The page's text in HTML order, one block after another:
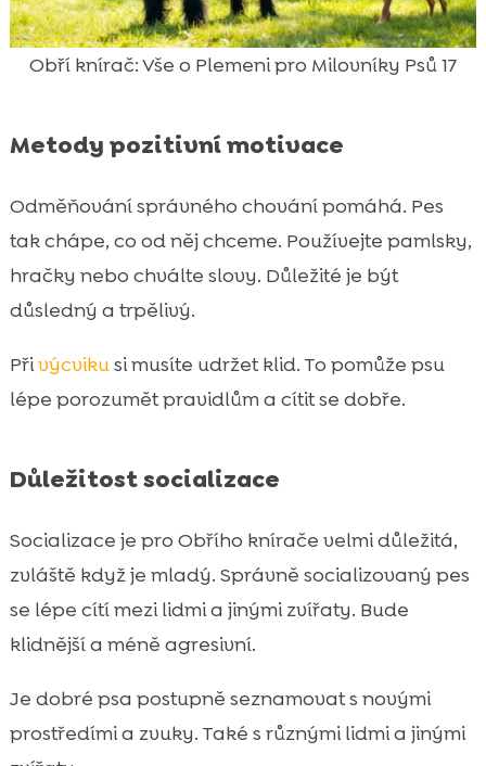
Obří knírač: Vše o Plemeni pro Milovníky Psů 17
Metody pozitivní motivace
Odměňování správného chování pomáhá. Pes
tak chápe, co od něj chceme. Používejte pamlsky,
hračky nebo chválte slovy. Důležité je být
důsledný a trpělivý.
Přivýcvikusi musíte udržet klid. To pomůže psu
lépe porozumět pravidlům a cítit se dobře.
Důležitost socializace
Socializace je pro Obřího knírače velmi důležitá,
zvláště když je mladý. Správně socializovaný pes
se lépe cítí mezi lidmi a jinými zvířaty. Bude
klidnější a méně agresivní.
Je dobré psa postupně seznamovat s novými
prostředími a zvuky. Také s různými lidmi a jinými